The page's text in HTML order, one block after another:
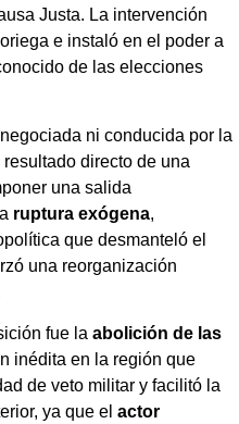
Justa. La intervención
e instaló en el poder a
de las elecciones
ni conducida por la
directo de una
una salida
ruptura exógena,
que desmanteló el
una reorganización
fue la abolición de las
inédita en la región que
de veto militar y facilitó la
ya que el actor